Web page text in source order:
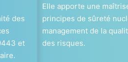
des
et
Elle apporte une
principes de sûreté
management de la
des risques.